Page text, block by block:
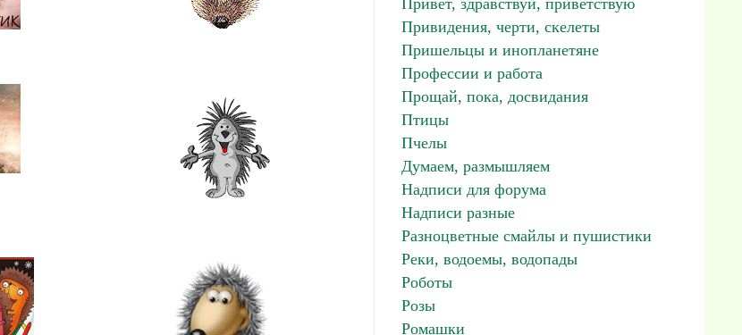
Привет, здравствуй, приветствую
Привидения, черти, скелеты
Пришельцы и инопланетяне
Профессии и работа
Прощай, пока, досвидания
Птицы
Пчелы
Думаем, размышляем
Надписи для форума
Надписи разные
Разноцветные смайлы и пушистики
Реки, водоемы, водопады
Роботы
Розы
Ромашки